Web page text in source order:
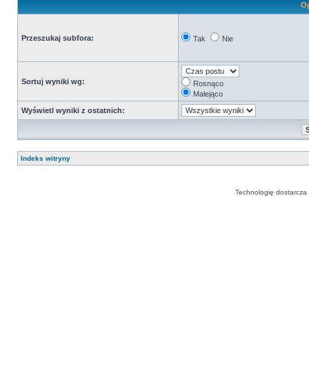
Przeszukaj subfora: Tak Nie
Sortuj wyniki wg:
Rosnąco
Malejąco
Wyświetl wyniki z ostatnich:
Indeks witryny
Technologię dostarcza